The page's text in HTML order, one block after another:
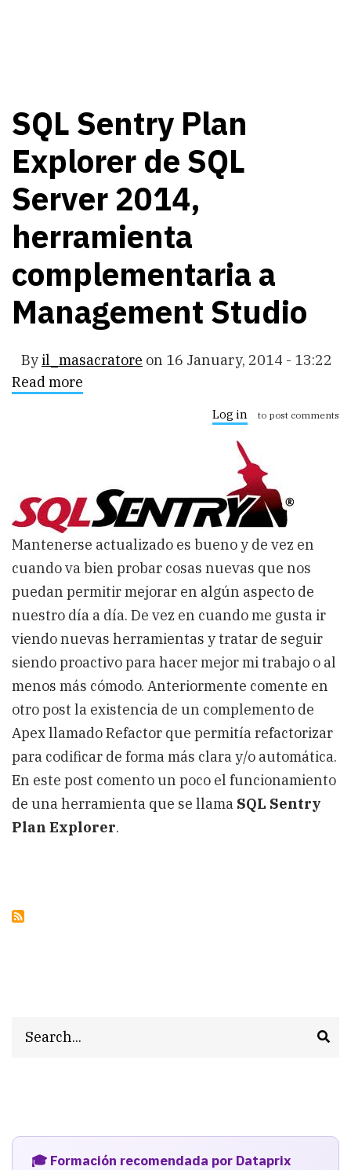
SQL Sentry Plan
Explorer de SQL
Server 2014,
herramienta
complementaria a
Management Studio
Byil_masacratore on 16 January, 2014 - 13:22
Read more
2014,
herramienta
complementaria
a
Management
Studio
Log in to post comments
Mantenerse actualizado es bueno y de vez en
cuando va bien probar cosas nuevas que nos
puedan permitir mejorar en algún aspecto de
nuestro día a día. De vez en cuando me gusta ir
viendo nuevas herramientas y tratar de seguir
siendo proactivo para hacer mejor mi trabajo o al
menos más cómodo. Anteriormente comente en
otro post la existencia de un complemento de
Apex llamado Refactor que permitía refactorizar
para codificar de forma más clara y/o automática.
En este post comento un poco el funcionamiento
de una herramienta que se llama SQL Sentry
Plan Explorer.
🎓 Formación recomendada por Dataprix